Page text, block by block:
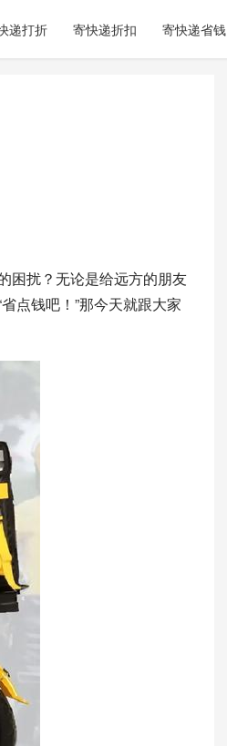
递打折 寄快递折扣 寄快递省钱
困扰？无论是给远方的朋友
点钱吧！”那今天就跟大家